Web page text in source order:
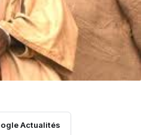
Actualités